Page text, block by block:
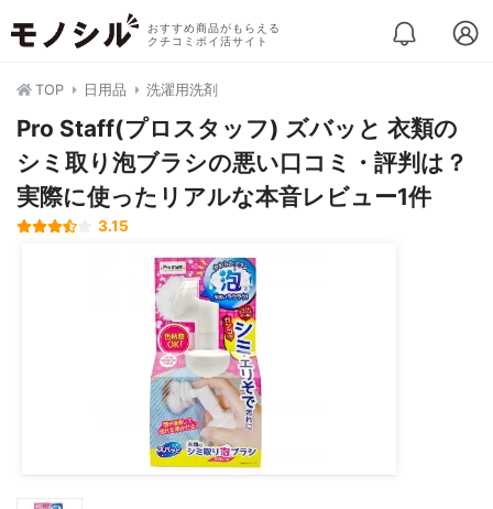
おすすめ商品がもらえる
クチコミポイ活サイト
TOP 日用品 洗濯用洗剤
Pro Staff(プロスタッフ) ズバッと 衣類の
シミ取り泡ブラシの悪い口コミ・評判は？
実際に使ったリアルな本音レビュー1件
3.15